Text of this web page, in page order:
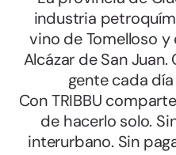
industria
vino de Tomelloso
Alcázar de San
gente cada
Con TRIBBU
de hacerlo solo.
interurbano. Sin